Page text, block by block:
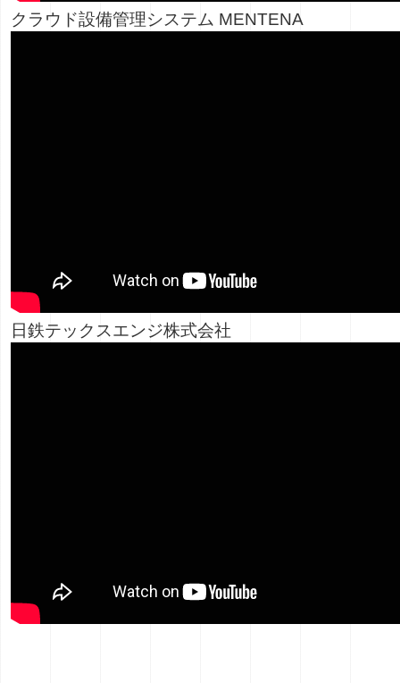
クラウド設備管理システム MENTENA
日鉄テックスエンジ株式会社